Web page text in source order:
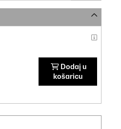
Dodaj u
košaricu